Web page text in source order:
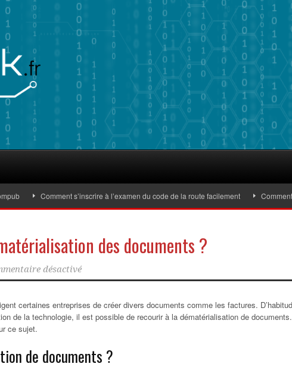
Comment s’inscrire à l’examen du code de la route facilement Comment
des documents ?
désactivé
certaines entreprises de créer divers documents comme les factures.
de la technologie, il est possible de recourir à la dématérialisation de
ce sujet.
de documents ?